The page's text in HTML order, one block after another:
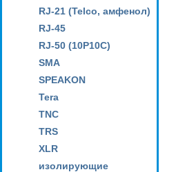
RJ-21 (Telco, амфенол)
RJ-45
RJ-50 (10P10C)
SMA
SPEAKON
Tera
TNC
TRS
XLR
изолирующие